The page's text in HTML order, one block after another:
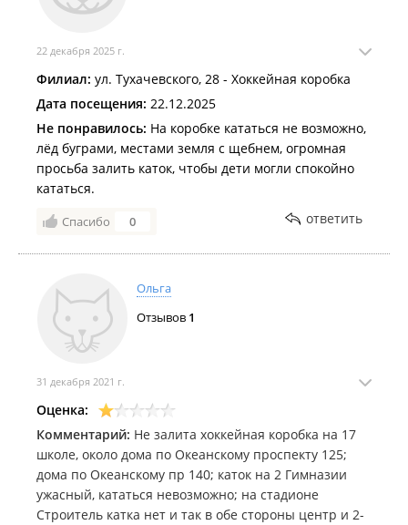
22 декабря 2025 г.
Филиал: ул. Тухачевского, 28 - Хоккейная коробка
Дата посещения: 22.12.2025
Не понравилось: На коробке кататься не возможно,
лёд буграми, местами земля с щебнем, огромная
просьба залить каток, чтобы дети могли спокойно
кататься.
Спасибо 0 ответить
Ольга
Отзывов 1
31 декабря 2021 г.
Оценка:
Комментарий: Не залита хоккейная коробка на 17
школе, около дома по Океанскому проспекту 125;
дома по Океанскому пр 140; каток на 2 Гимназии
ужасный, кататься невозможно; на стадионе
Строитель катка нет и так в обе стороны центр и 2-